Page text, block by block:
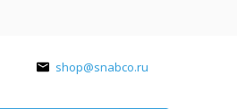
shop@snabco.ru